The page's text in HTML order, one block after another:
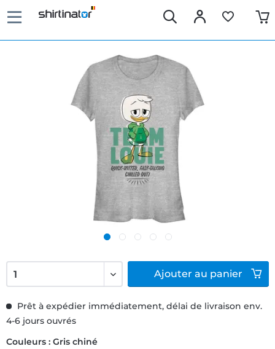
Prêt à expédier immédiatement, délai de livraison env.
4-6 jours ouvrés
Couleurs : Gris chiné
Ajouter au panier